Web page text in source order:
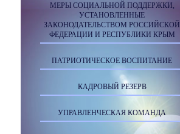
МЕРЫ СОЦИАЛЬНОЙ ПОДДЕРЖКИ,
УСТАНОВЛЕННЫЕ
ЗАКОНОДАТЕЛЬСТВОМ РОССИЙСКОЙ
ФЕДЕРАЦИИ И РЕСПУБЛИКИ КРЫМ
ПАТРИОТИЧЕСКОЕ ВОСПИТАНИЕ
КАДРОВЫЙ РЕЗЕРВ
УПРАВЛЕНЧЕСКАЯ КОМАНДА